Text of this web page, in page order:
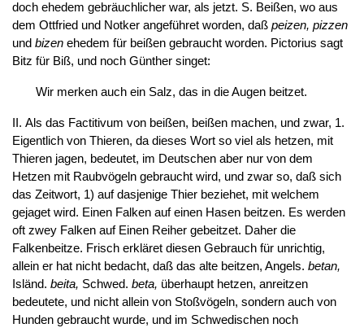
doch ehedem gebräuchlicher war, als jetzt. S. Beißen, wo aus
dem Ottfried und Notker angeführet worden, daß peizen, pizzen
und bizenehedem für beißen gebraucht worden. Pictorius sagt
Bitz für Biß, und noch Günther singet:
Wir merken auch ein Salz, das in die Augen beitzet.
II. Als das Factitivum von beißen, beißen machen, und zwar, 1.
Eigentlich von Thieren, da dieses Wort so viel als hetzen, mit
Thieren jagen, bedeutet, im Deutschen aber nur von dem
Hetzen mit Raubvögeln gebraucht wird, und zwar so, daß sich
das Zeitwort, 1) auf dasjenige Thier beziehet, mit welchem
gejaget wird. Einen Falken auf einen Hasen beitzen. Es werden
oft zwey Falken auf Einen Reiher gebeitzet. Daher die
Falkenbeitze. Frisch erkläret diesen Gebrauch für unrichtig,
allein er hat nicht bedacht, daß das alte beitzen, Angels. betan,
Isländ. beita, Schwed. beta, überhaupt hetzen, anreitzen
bedeutete, und nicht allein von Stoßvögeln, sondern auch von
Hunden gebraucht wurde, und im Schwedischen noch